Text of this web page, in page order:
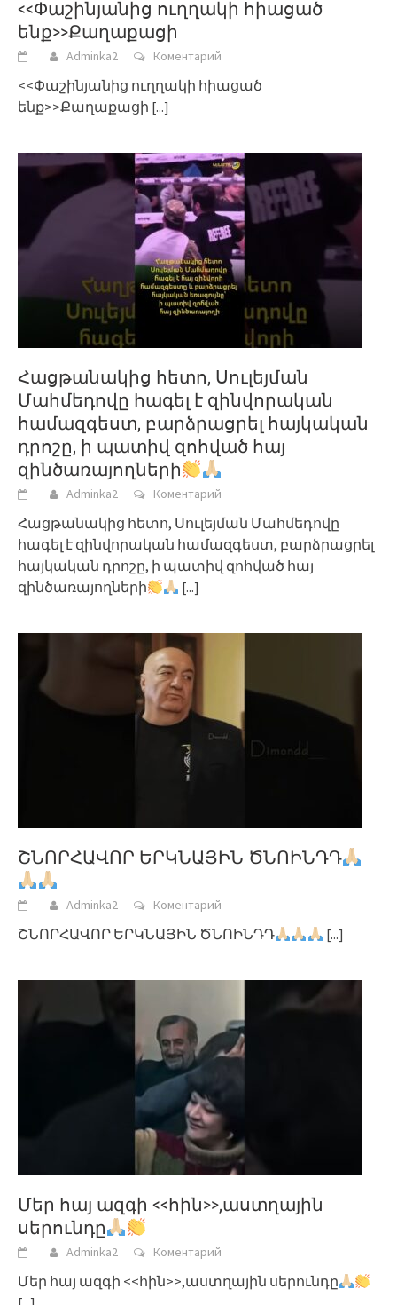
<<Փաշինյանից ուղղակի հիացած
ենք>>Քաղաքացի
Adminka2 Коментарий
<<Փաշինյանից ուղղակի հիացած
ենք>>Քաղաքացի [...]
Հացթանակից հետո, Սուլեյման
Մահմեդովը հագել է զինվորական
համազգեստ, բարձրացրել հայկական
դրոշը, ի պատիվ զոհված հայ
զինծառայողների
Adminka2 Коментарий
Հացթանակից հետո, Սուլեյման Մահմեդովը
հագել է զինվորական համազգեստ, բարձրացրել
հայկական դրոշը, ի պատիվ զոհված հայ
զինծառայողների
[...]
ՇՆՈՐՀԱՎՈՐ ԵՐԿՆԱՅԻՆ ԾՆՈԻՆԴԴ
Adminka2 Коментарий
ՇՆՈՐՀԱՎՈՐ ԵՐԿՆԱՅԻՆ ԾՆՈԻՆԴԴ [...]
Մեր հայ ազգի <<հին>>,աստղային
սերունդը
Adminka2 Коментарий
Մեր հայ ազգի <<հին>>,աստղային սերունդը